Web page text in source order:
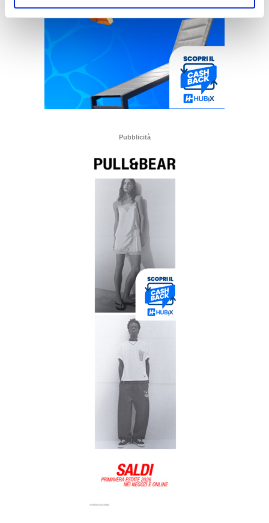
Pubblicità